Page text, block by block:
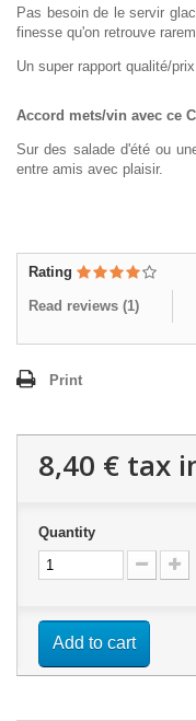
Pas besoin de le servir
finesse qu'on retrouve
Un super rapport qualité/prix.
Accord mets/vin avec ce
Sur des salade d'été ou
entre amis avec plaisir.
Rating
Read reviews (1)
Print
8,40 € tax
Quantity
Add to cart